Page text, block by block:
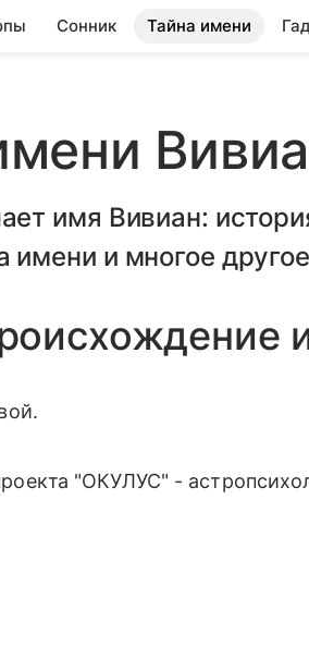
Сонник Тайна имени
имя Вивиан:
имени и многое другое
"ОКУЛУС" -